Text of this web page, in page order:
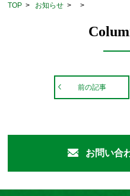
TOP > お知らせ > >
前の記事
お問い合